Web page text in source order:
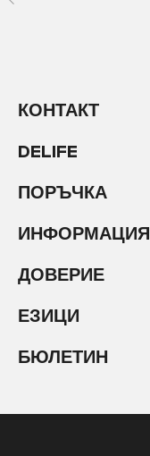
КОНТАКТ
DELIFE
ПОРЪЧКА
ИНФОРМАЦИЯ
ДОВЕРИЕ
ЕЗИЦИ
БЮЛЕТИН